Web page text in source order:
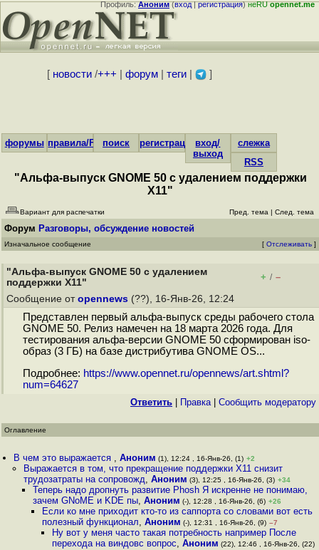
Профиль:Аноним(вход|регистрация)неRUopennet.me
[ новости/+++ форум| теги| ]
форумы правила/FAQпоиск регистрациявход/
выход
слежка
RSS
"Альфа-выпуск GNOME 50 с удалением поддержки
X11"
Вариант для распечатки Пред. тема | След. тема
Форум Разговоры, обсуждение новостей
Изначальное сообщение [ Отслеживать ]
"Альфа-выпуск GNOME 50 с удалением
поддержки X11"
+ / –
Сообщение от opennews (??), 16-Янв-26, 12:24
Представлен первый альфа-выпуск среды рабочего стола
GNOME 50. Релиз намечен на 18 марта 2026 года. Для
тестирования альфа-версии GNOME 50 сформирован iso-
образ (3 ГБ) на базе дистрибутива GNOME OS...
Подробнее: https://www.opennet.ru/opennews/art.shtml?
num=64627
Ответить Правка| Cообщить модератору
Оглавление
В чем это выражается ,Аноним (1), 12:24 , 16-Янв-26, (1) +2
Выражается в том, что прекращение поддержки X11 снизит
трудозатраты на сопровожд, Аноним (3), 12:25 , 16-Янв-26, (3) +34
Теперь надо дропнуть развитие Phosh Я искренне не понимаю,
зачем GNoME и KDE пы, Аноним (-), 12:28 , 16-Янв-26, (6) +26
Если ко мне приходит кто-то из саппорта со словами вот есть
полезный функционал,Аноним (-), 12:31 , 16-Янв-26, (9) –7
Ну вот у меня часто такая потребность например После
перехода на виндовс вопрос, Аноним (22), 12:46 , 16-Янв-26, (22)